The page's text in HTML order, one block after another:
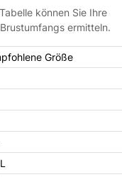
können Sie Ihre
ermitteln.
Größe